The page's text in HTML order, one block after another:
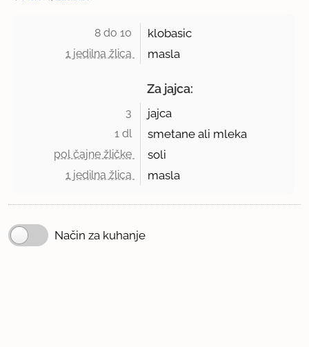
8 do 10 klobasic
1 jedilna žlica masla
Za jajca:
3 jajca
1 dl smetane ali mleka
pol čajne žličke soli
1 jedilna žlica masla
Način za kuhanje